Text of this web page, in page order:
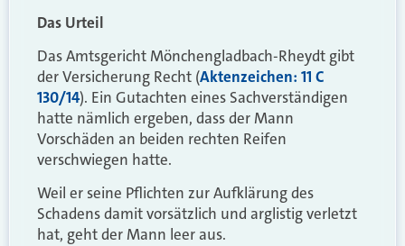
Das Urteil
Das Amtsgericht Mönchengladbach-Rheydt gibt
der Versicherung Recht (Aktenzeichen: 11 C
130/14). Ein Gutachten eines Sachverständigen
hatte nämlich ergeben, dass der Mann
Vorschäden an beiden rechten Reifen
verschwiegen hatte.
Weil er seine Pflichten zur Aufklärung des
Schadens damit vorsätzlich und arglistig verletzt
hat, geht der Mann leer aus.